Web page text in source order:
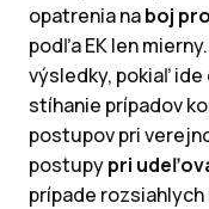
opatrenia naboj
podľa EK len
výsledky, pokiaľ
stíhanie prípadov
postupov pri
postupypri
prípade